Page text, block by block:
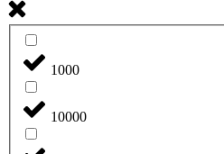
1000
10000